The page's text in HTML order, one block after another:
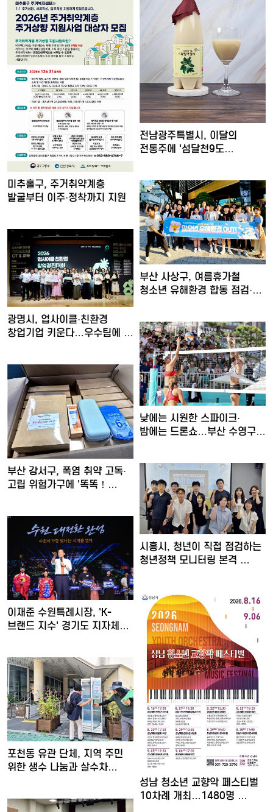
전남광주특별시, 이달의
전통주에 '섬달천9도
미추홀구, 주거취약계층
발굴부터 이주·정착까지 지원
부산 사상구, 여름휴가철
청소년 유해환경 합동 점검·
광명시, 업사이클·친환경
창업기업 키운다…우수팀에 총
낮에는 시원한 스파이크·
밤에는 드론쇼…부산 수영구,
부산 강서구, 폭염 취약 고독·
고립 위험가구에 '똑똑！…
시흥시, 청년이 직접 점검하는
청년정책 모니터링 본격 …
이재준 수원특례시장, 'K-
브랜드 지수' 경기도 지자체…
성남 청소년 교향악 페스티벌
10차례 개최…1480명 …
포천동 유관 단체, 지역 주민
위한 생수 나눔과 살수차…